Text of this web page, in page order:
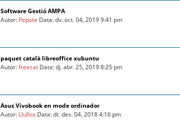
Software Gestió AMPA
Autor: Pepote Data: dv. oct. 04, 2019 9:41 pm
paquet català libreoffice xubuntu
Autor:freecat Data: dj. abr. 25, 2019 8:25 pm
Asus Vivobook en mode ordinador
Autor: Llullox Data: dt. des. 04, 2018 4:16 pm